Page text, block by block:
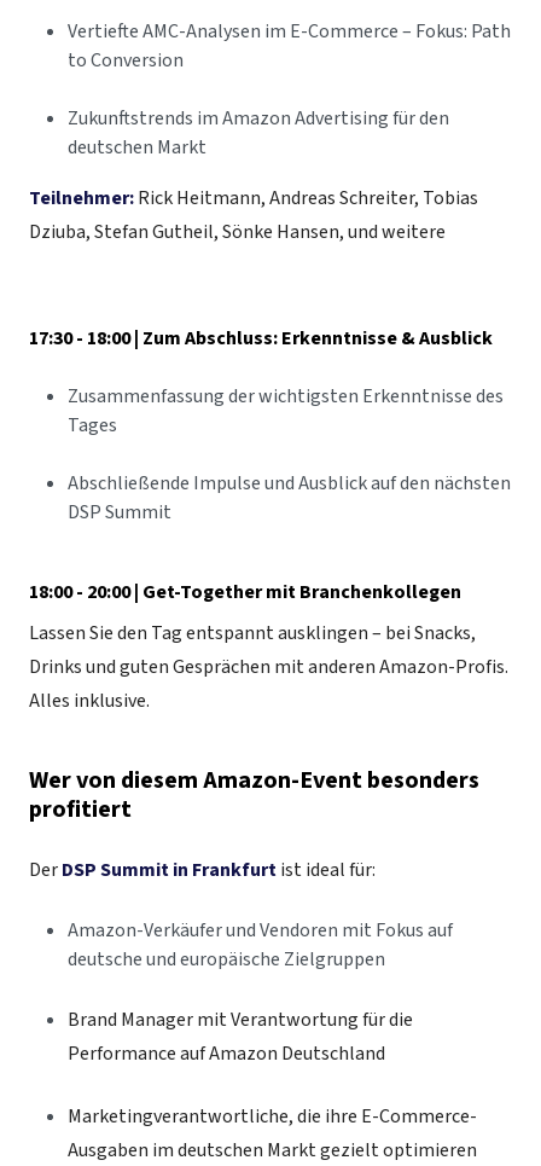
Vertiefte AMC-Analysen im E-Commerce – Fokus: Path
to Conversion
Zukunftstrends im Amazon Advertising für den
deutschen Markt
Teilnehmer:Rick Heitmann, Andreas Schreiter, Tobias
Dziuba, Stefan Gutheil, Sönke Hansen, und weitere
17:30 - 18:00 | Zum Abschluss: Erkenntnisse & Ausblick
Zusammenfassung der wichtigsten Erkenntnisse des
Tages
Abschließende Impulse und Ausblick auf den nächsten
DSP Summit
18:00 - 20:00 | Get-Together mit Branchenkollegen
Lassen Sie den Tag entspannt ausklingen – bei Snacks,
Drinks und guten Gesprächen mit anderen Amazon-Profis.
Alles inklusive.
Wer von diesem Amazon-Event besonders
profitiert
DerDSP Summit in Frankfurtist ideal für:
Amazon-Verkäufer und Vendoren mit Fokus auf
deutsche und europäische Zielgruppen
Brand Manager mit Verantwortung für die
Performance auf Amazon Deutschland
Marketingverantwortliche, die ihre E-Commerce-
Ausgaben im deutschen Markt gezielt optimieren